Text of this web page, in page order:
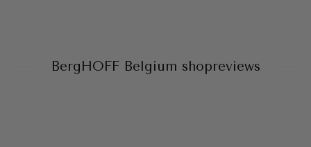
BergHOFF Belgium shopreviews